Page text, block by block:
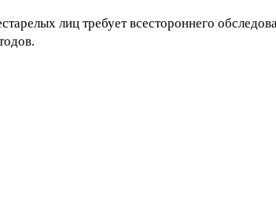
лиц требует всестороннего